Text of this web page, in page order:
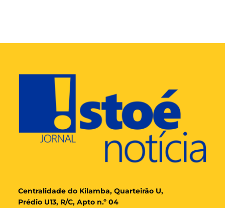
Centralidade do Kilamba, Quarteirão U,
Prédio U13, R/C, Apto n.º 04